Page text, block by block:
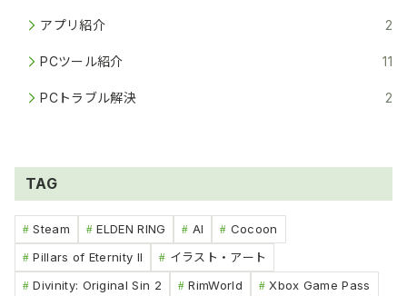
アプリ紹介 2
PCツール紹介 11
PCトラブル解決 2
TAG
Steam ELDEN RING AI
Cocoon
Pillars of Eternity II
イラスト・アート
Divinity: Original Sin 2
RimWorld Xbox Game Pass